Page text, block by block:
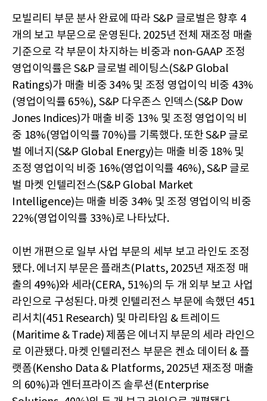
모빌리티 부문 분사 완료에 따라 S&P 글로벌은 향후 4
개의 보고 부문으로 운영된다. 2025년 전체 재조정 매출
기준으로 각 부문이 차지하는 비중과 non-GAAP 조정
영업이익률은 S&P 글로벌 레이팅스(S&P Global
Ratings)가 매출 비중 34% 및 조정 영업이익 비중 43%
(영업이익률 65%), S&P 다우존스 인덱스(S&P Dow
Jones Indices)가 매출 비중 13% 및 조정 영업이익 비
중 18%(영업이익률 70%)를 기록했다. 또한 S&P 글로
벌 에너지(S&P Global Energy)는 매출 비중 18% 및
조정 영업이익 비중 16%(영업이익률 46%), S&P 글로
벌 마켓 인텔리전스(S&P Global Market
Intelligence)는 매출 비중 34% 및 조정 영업이익 비중
22%(영업이익률 33%)로 나타났다.
이번 개편으로 일부 사업 부문의 세부 보고 라인도 조정
됐다. 에너지 부문은 플래츠(Platts, 2025년 재조정 매
출의 49%)와 세라(CERA, 51%)의 두 개 외부 보고 사업
라인으로 구성된다. 마켓 인텔리전스 부문에 속했던 451
리서치(451 Research) 및 마리타임 & 트레이드
(Maritime & Trade) 제품은 에너지 부문의 세라 라인으
로 이관됐다. 마켓 인텔리전스 부문은 켄쇼 데이터 & 플
랫폼(Kensho Data & Platforms, 2025년 재조정 매출
의 60%)과 엔터프라이즈 솔루션(Enterprise